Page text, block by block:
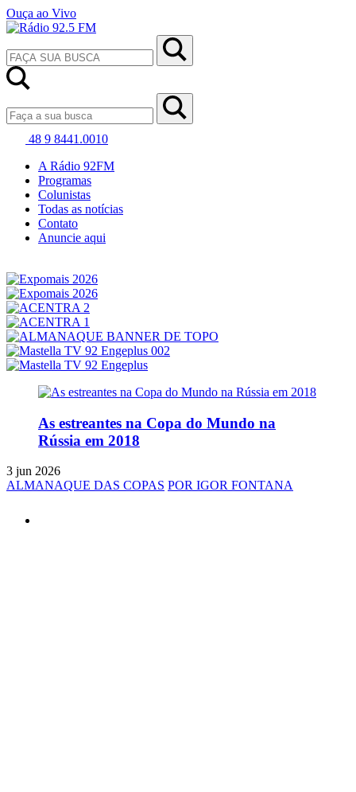
Ouça ao Vivo
48 9 8441.0010
A Rádio 92FM
Programas
Colunistas
Todas as notícias
Contato
Anuncie aqui
As estreantes na Copa do Mundo na
Rússia em 2018
3 jun 2026
ALMANAQUE DAS COPAS POR IGOR FONTANA